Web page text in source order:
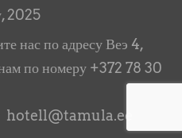
2025
нас по адресу Веэ 4,
по номеру +372 78 30
hotell@tamula.ee